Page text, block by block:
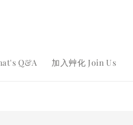
Q&A 加入艸化 Join Us